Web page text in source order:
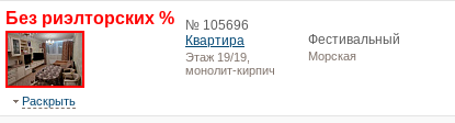
Без риэлторских %
№ 105696
Квартира
Этаж 19/19,
монолит-кирпич
Фестивальный
Морская
Раскрыть